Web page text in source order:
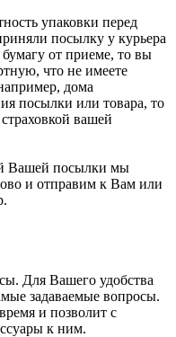
упаковки перед
посылку у курьера
от приеме, то вы
что не имеете
дома
посылки или товара, то
вашей
Вашей посылки мы
и отправим к Вам или
Для Вашего удобства
задаваемые вопросы.
и позволит с
к ним.